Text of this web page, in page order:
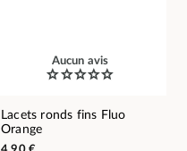
Aucun avis
Lacets ronds fins Fluo
Orange